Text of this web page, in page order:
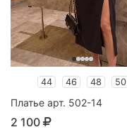
44 46 48 50
Платье арт. 502-14
2 100